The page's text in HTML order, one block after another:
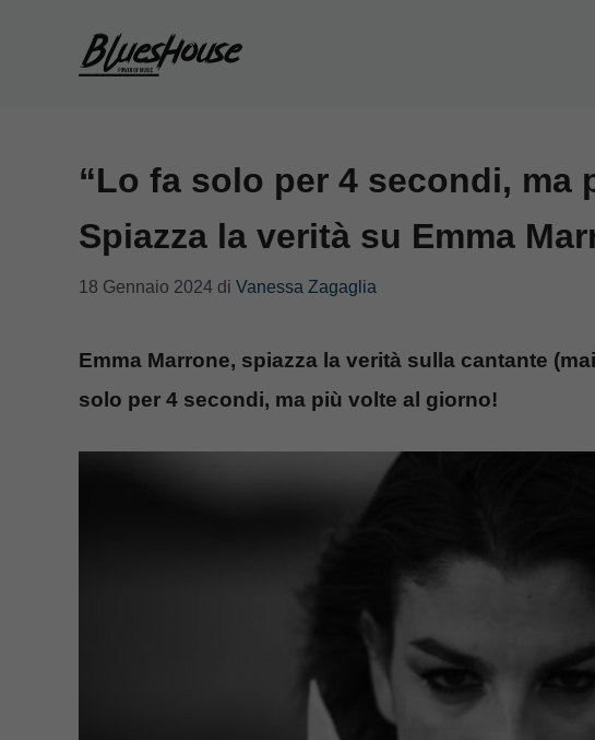
“Lo fa solo per 4 secondi, ma
Spiazza la verità su Emma
18 Gennaio 2024 di Vanessa Zagaglia
Emma Marrone, spiazza la verità sulla cantante
solo per 4 secondi, ma più volte al giorno!